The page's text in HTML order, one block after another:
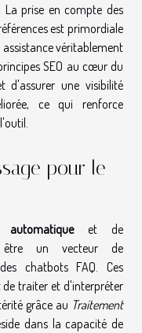
La prise en compte des
est primordiale
véritablement
SEO au cœur du
d'assurer une visibilité
ce qui renforce
pour le
automatiqueet de
un vecteur de
chatbots FAQ. Ces
traiter et d'interpréter
grâce au Traitement
dans la capacité de